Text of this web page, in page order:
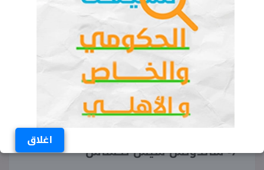
اغلاق
شيش طاووق، فلفل أخضر، خيار مخلل و مايونيز
7- ساندوتش شيش تكساس